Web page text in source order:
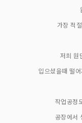
가장 적
저희 원
입으셨을때 떨
작업공정
공장에서